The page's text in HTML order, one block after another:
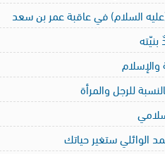
(عليه السلام) في عاقبة عمر بن سعد
والإسلام
للرجل والمرأة
الوائلي ستغير حياتك